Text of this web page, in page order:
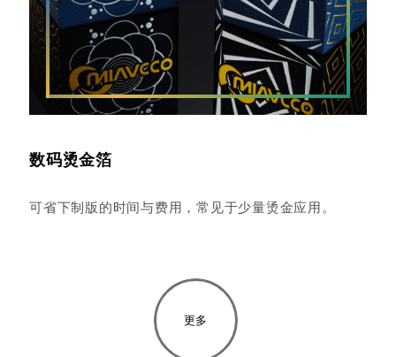
数码烫金箔
可省下制版的时间与费用，常见于少量烫金应用。
更多